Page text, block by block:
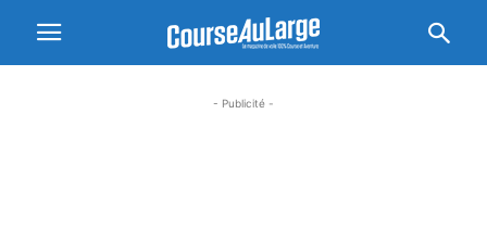
- Publicité -